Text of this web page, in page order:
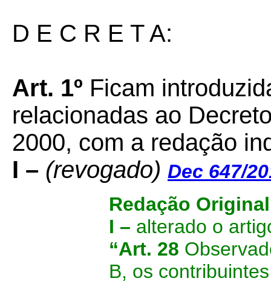
D E C R E T A:
Art. 1º Ficam
relacionadas ao
2000, com a redação
I – (revogado) Dec 647/
Redação Original
I – alterado o
“Art. 28
B, os